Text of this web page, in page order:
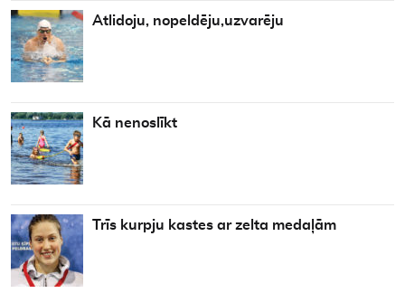
Atlidoju, nopeldēju,uzvarēju
Kā nenoslīkt
Trīs kurpju kastes ar zelta medaļām